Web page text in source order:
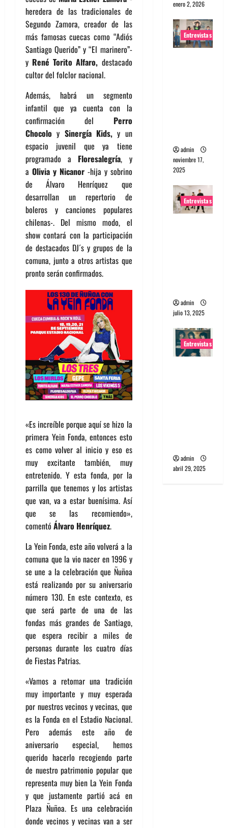
heredera de las tradicionales de
Segundo Zamora, creador de las
más famosas cuecas como “Adiós
Santiago Querido” y “El marinero”-
y René Torito Alfaro, destacado
cultor del folclor nacional.
Además, habrá un segmento
infantil que ya cuenta con la
confirmación del Perro
Chocolo y Sinergía Kids,y un
espacio juvenil que ya tiene
programado a Floresalegría, y
a Olivia y Nicanor-hija y sobrino
de Álvaro Henríquez que
desarrollan un repertorio de
boleros y canciones populares
chilenas-. Del mismo modo, el
show contará con la participación
de destacados DJ´s y grupos de la
comuna, junto a otros artistas que
pronto serán confirmados.
«Es increíble porque aquí se hizo la
primera Yein Fonda, entonces esto
es como volver al inicio y eso es
muy excitante también, muy
entretenido. Y esta fonda, por la
parrilla que tenemos y los artistas
que van, va a estar buenísima. Así
que se las recomiendo»,
comentó Álvaro Henríquez.
La Yein Fonda, este año volverá a la
comuna que la vio nacer en 1996 y
se une a la celebración que Ñuñoa
está realizando por su aniversario
número 130. En este contexto, es
que será parte de una de las
fondas más grandes de Santiago,
que espera recibir a miles de
personas durante los cuatro días
de Fiestas Patrias.
«Vamos a retomar una tradición
muy importante y muy esperada
por nuestros vecinos y vecinas, que
es la Fonda en el Estadio Nacional.
Pero además este año de
aniversario especial, hemos
querido hacerlo recogiendo parte
de nuestro patrimonio popular que
representa muy bien La Yein Fonda
y que justamente partió acá en
Plaza Ñuñoa. Es una celebración
donde vecinos y vecinas van a ser
enero 2, 2026
Entrevistas
admin
noviembre 17,
2025
Entrevistas
admin
julio 13, 2025
Entrevistas
admin
abril 29, 2025